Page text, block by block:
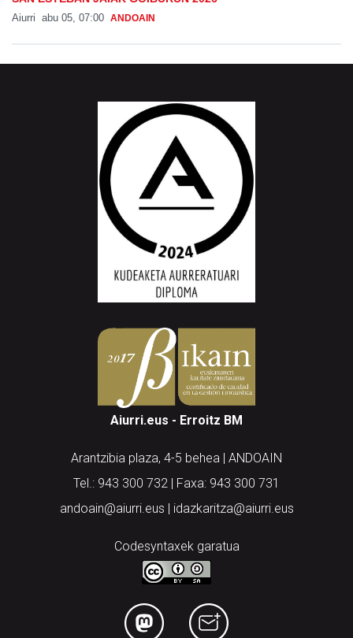
Aiurri abu 05, 07:00 ANDOAIN
Aiurri.eus - Erroitz BM
Arantzibia plaza, 4-5 behea | ANDOAIN
Tel.: 943 300 732 | Faxa: 943 300 731
andoain@aiurri.eus | idazkaritza@aiurri.eus
Codesyntaxek garatua